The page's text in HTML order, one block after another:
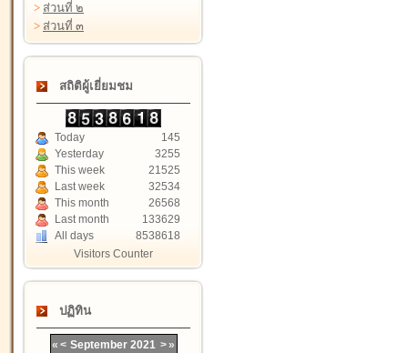
> ส่วนที่ ๒
> ส่วนที่ ๓
สถิติผู้เยี่ยมชม
Today
145
Yesterday
3255
This week
21525
Last week
32534
This month
26568
Last month
133629
All days
8538618
Visitors Counter
ปฏิทิน
« < September 2021 >»